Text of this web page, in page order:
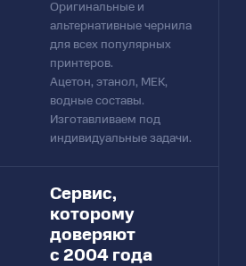
Оригинальные и
альтернативные чернила
для всех популярных
принтеров.
Ацетон, этанол, MEK,
водные составы.
Изготавливаем под
индивидуальные задачи.
Сервис,
которому
доверяют
с 2004 года